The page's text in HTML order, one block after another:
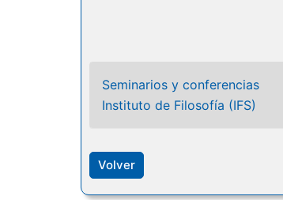
Seminarios y conferencias
Instituto de Filosofía (IFS)
Volver